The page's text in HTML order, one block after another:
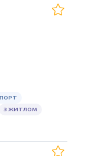
З ЖИТЛОМ